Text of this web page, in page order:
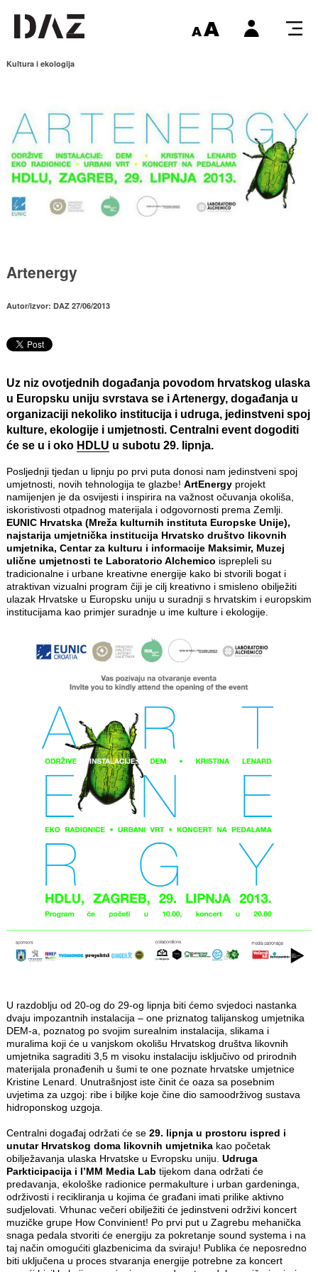
Kultura i ekologija
Artenergy
Autor/izvor: DAZ 27/06/2013
Uz niz ovotjednih događanja povodom hrvatskog ulaska
u Europsku uniju svrstava se iArtenergy, događanja u
organizaciji nekoliko institucija i udruga, jedinstveni spoj
kulture, ekologije i umjetnosti. Centralni event dogoditi
će se u i oko HDLU u subotu 29. lipnja.
Posljednji tjedan u lipnju po prvi puta donosi nam jedinstveni spoj
umjetnosti, novih tehnologija te glazbe! ArtEnergyprojekt
namijenjen je da osvijesti i inspirira na važnost očuvanja okoliša,
iskoristivosti otpadnog materijala i odgovornosti prema Zemlji.
EUNIC Hrvatska (Mreža kulturnih instituta Europske Unije),
najstarija umjetnička institucija Hrvatsko društvo likovnih
umjetnika, Centar za kulturu i informacije Maksimir, Muzej
ulične umjetnosti te Laboratorio Alchemico isprepleli su
tradicionalne i urbane kreativne energije kako bi stvorili bogat i
atraktivan vizualni program čiji je cilj kreativno i smisleno obilježiti
ulazak Hrvatske u Europsku uniju u suradnji s hrvatskim i europskim
institucijama kao primjer suradnje u ime kulture i ekologije.
U razdoblju od 20-og do 29-og lipnja biti ćemo svjedoci nastanka
dvaju impozantnih instalacija – one priznatog talijanskog umjetnika
DEM-a, poznatog po svojim surealnim instalacija, slikama i
muralima koji će u vanjskom okolišu Hrvatskog društva likovnih
umjetnika sagraditi 3,5 m visoku instalaciju isključivo od prirodnih
materijala pronađenih u šumi te one poznate hrvatske umjetnice
Kristine Lenard. Unutrašnjost iste činit će oaza sa posebnim
uvjetima za uzgoj: ribe i biljke koje čine dio samoodrživog sustava
hidroponskog uzgoja.
Centralni događaj održati će se29. lipnja u prostoru ispred i
unutar Hrvatskog doma likovnih umjetnika kao početak
obilježavanja ulaska Hrvatske u Evropsku uniju. Udruga
Parkticipacija i I’MM Media Lab tijekom dana održati će
predavanja, ekološke radionice permakulture i urban gardeninga,
održivosti i recikliranja u kojima će građani imati prilike aktivno
sudjelovati. Vrhunac večeri obilježiti će jedinstveni održivi koncert
muzičke grupe How Convinient! Po prvi put u Zagrebu mehanička
snaga pedala stvoriti će energiju za pokretanje sound systema i na
taj način omogućiti glazbenicima da sviraju! Publika će neposredno
biti uključena u proces stvaranja energije potrebne za koncert